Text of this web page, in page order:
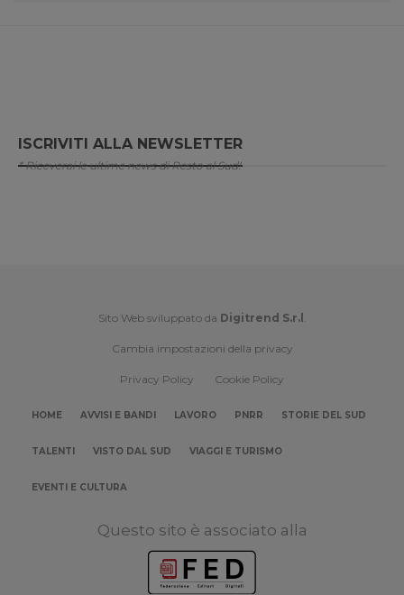
ISCRIVITI ALLA NEWSLETTER
* Riceverai le ultime news di Resto al Sud!
Sito Web sviluppato da Digitrend S.r.l .
Cambia impostazioni della privacy
Privacy Policy Cookie Policy
HOME AVVISI E BANDI LAVORO PNRR STORIE DEL SUD
TALENTI VISTO DAL SUD VIAGGI E TURISMO
EVENTI E CULTURA
Questo sito è associato alla